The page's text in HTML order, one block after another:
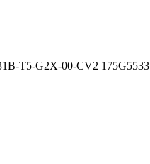
T5-G2X-00-CV2 175G5533